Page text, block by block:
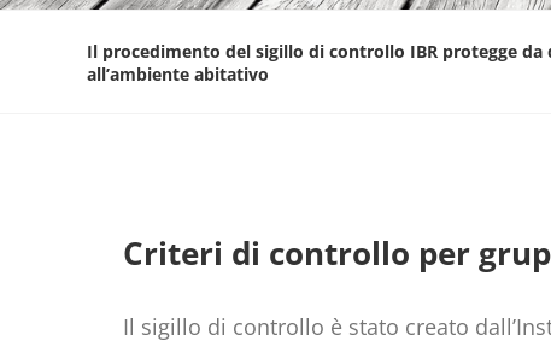
Il procedimento del sigillo di controllo IBR protegge da
all’ambiente abitativo
Criteri di controllo per
Il sigillo di controllo è stato creato